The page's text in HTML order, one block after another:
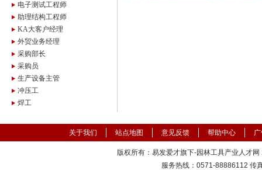
电子测试工程师
助理结构工程师
KA大客户经理
外贸业务经理
采购部长
采购员
生产设备主管
冲压工
焊工
关于我们 站点地图 意见反馈 帮助中心
版权所有：易发爱才旗下-园林工具产业人才
服务热线：0571-88886112 传